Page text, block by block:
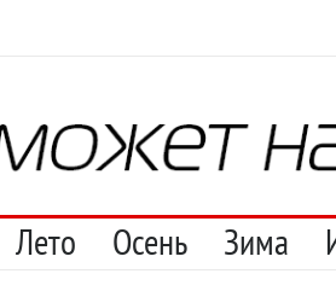
Лето Осень Зима